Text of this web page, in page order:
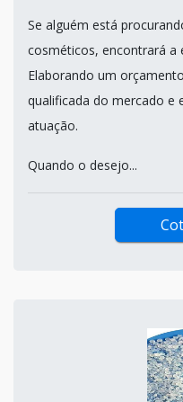
Se alguém está
cosméticos, encontrará a
Elaborando um
qualificada do mercado e
atuação.
Quando o desejo...